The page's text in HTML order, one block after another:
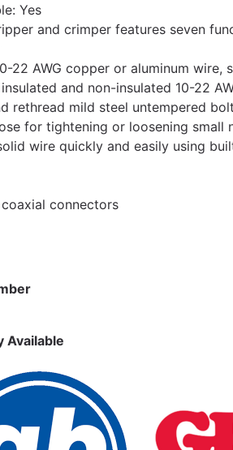
Yes
and crimper features seven
22 AWG copper or aluminum wire,
and non-insulated 10-22
rethread mild steel untempered
for tightening or loosening small
wire quickly and easily using
connectors
Available